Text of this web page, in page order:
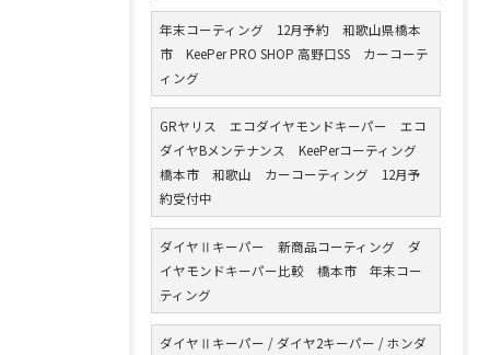
年末コーティング 12月予約 和歌山県橋本
市 KeePer PRO SHOP 高野口SS カーコーテ
ィング
GRヤリス エコダイヤモンドキーパー エコ
ダイヤBメンテナンス KeePerコーティング
橋本市 和歌山 カーコーティング 12月予
約受付中
ダイヤⅡキーパー 新商品コーティング ダ
イヤモンドキーパー比較 橋本市 年末コー
ティング
ダイヤⅡキーパー / ダイヤ2キーパー / ホンダ